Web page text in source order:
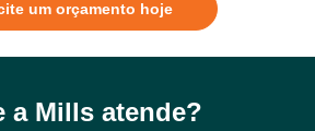
um orçamento hoje
a Mills atende?